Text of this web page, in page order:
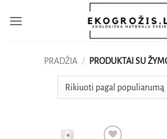
PRADŽIA / PRODUKTAI SU